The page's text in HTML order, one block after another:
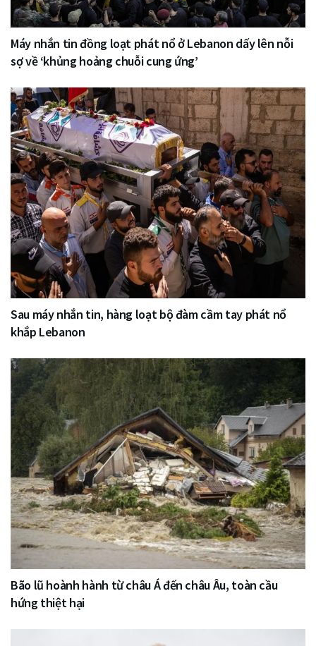
Máy nhắn tin đồng loạt phát nổ ở Lebanon dấy lên nỗi
sợ về ‘khủng hoảng chuỗi cung ứng’
Sau máy nhắn tin, hàng loạt bộ đàm cầm tay phát nổ
khắp Lebanon
Bão lũ hoành hành từ châu Á đến châu Âu, toàn cầu
hứng thiệt hại